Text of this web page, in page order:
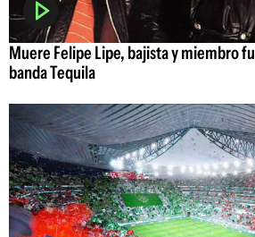
Muere Felipe Lipe, bajista y miembro
banda Tequila